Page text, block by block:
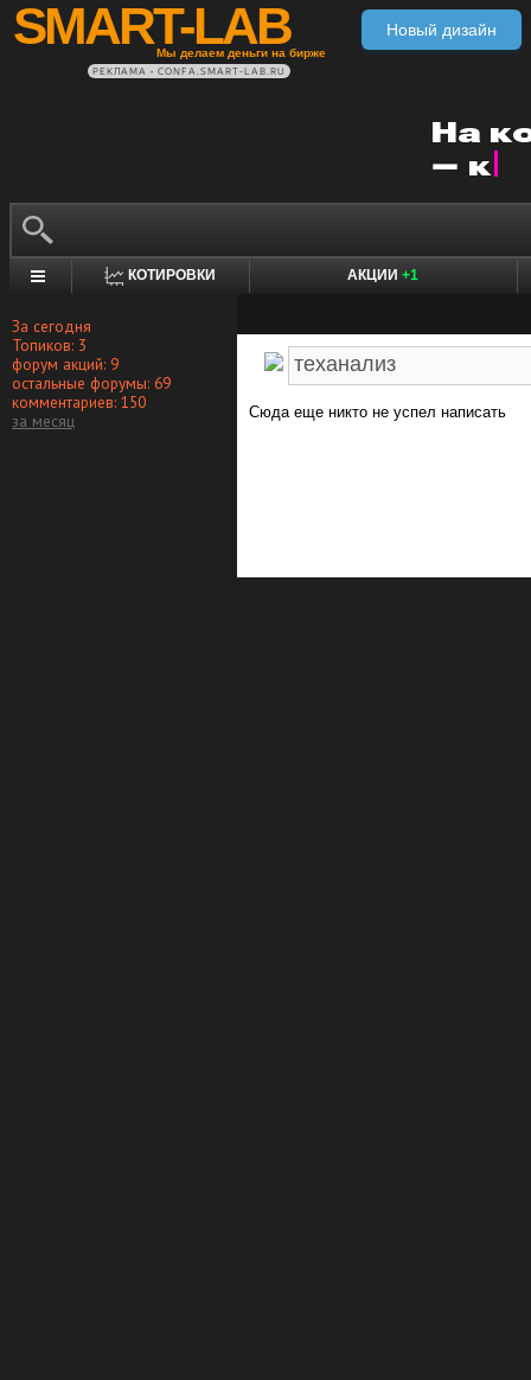
SMART-LAB
Мы делаем деньги на бирже
Новый дизайн
РЕКЛАМА • CONFA.SMART-LAB.RU
КОТИРОВКИ АКЦИИ +1
За сегодня
Топиков: 3
форум акций: 9
остальные форумы: 69
комментариев: 150
за месяц
Сюда еще никто не успел написать